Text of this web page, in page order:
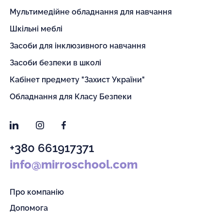
Мультимедійне обладнання для навчання
Шкільні меблі
Засоби для інклюзивного навчання
Засоби безпеки в школі
Кабінет предмету "Захист України"
Обладнання для Класу Безпеки
LinkedInInstagramFacebook
+380 661917371
info@mirroschool.com
Про компанію
Допомога